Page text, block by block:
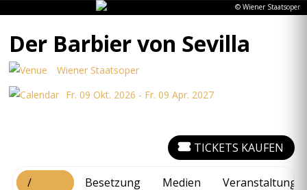
© Wiener Staatsoper
Der Barbier von Sevilla
Wiener Staatsoper
Fr. 09 Okt. 2026 - Fr. 09 Apr. 2027
/
Besetzung Medien
TICKETS KAUFEN